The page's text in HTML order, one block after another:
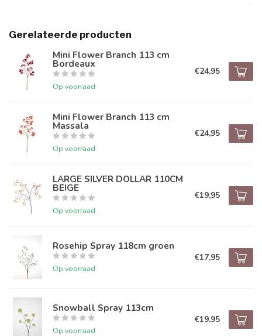
Gerelateerde producten
Mini Flower Branch 113 cm
Bordeaux
Op voorraad
€24,95
Mini Flower Branch 113 cm
Massala
Op voorraad
€24,95
LARGE SILVER DOLLAR 110CM
BEIGE
Op voorraad
€19,95
Rosehip Spray 118cm groen
Op voorraad
€17,95
Snowball Spray 113cm
Op voorraad
€19,95